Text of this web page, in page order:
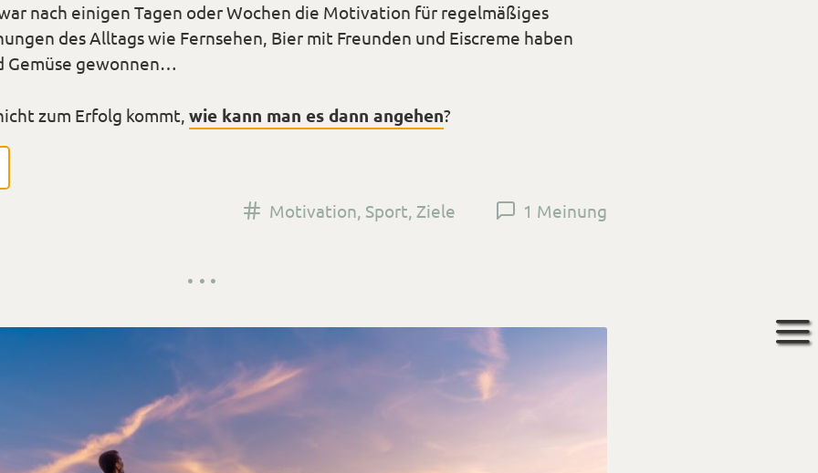
nach einigen Tagen oder Wochen die Motivation für regelmäßiges
des Alltags wie Fernsehen, Bier mit Freunden und Eiscreme haben
Gemüse gewonnen…
zum Erfolg kommt,wie kann man es dann angehen?
Versehen
Motivation, Sport,Ziele 1 Meinung